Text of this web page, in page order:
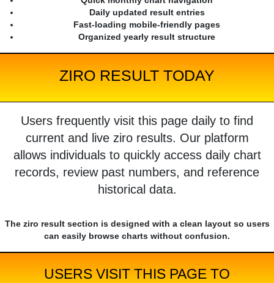
Daily updated result entries
Fast-loading mobile-friendly pages
Organized yearly result structure
ZIRO RESULT TODAY
Users frequently visit this page daily to find
current and live ziro results. Our platform
allows individuals to quickly access daily chart
records, review past numbers, and reference
historical data.
The ziro result section is designed with a clean layout so users
can easily browse charts without confusion.
USERS VISIT THIS PAGE TO